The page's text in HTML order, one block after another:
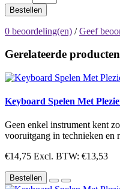
Bestellen
0 beoordeling(en) /Geef
Gerelateerde producten
Keyboard Spelen Met
Geen enkel instrument kent
vooruitgang in technieken en
€14,75 Excl. BTW: €13,53
Bestellen